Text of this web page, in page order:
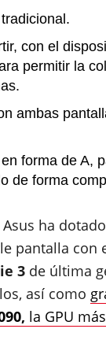
con el
permitir la
ambas
forma de A,
de forma
ha
pantalla con
3 de última
así como
la GPU